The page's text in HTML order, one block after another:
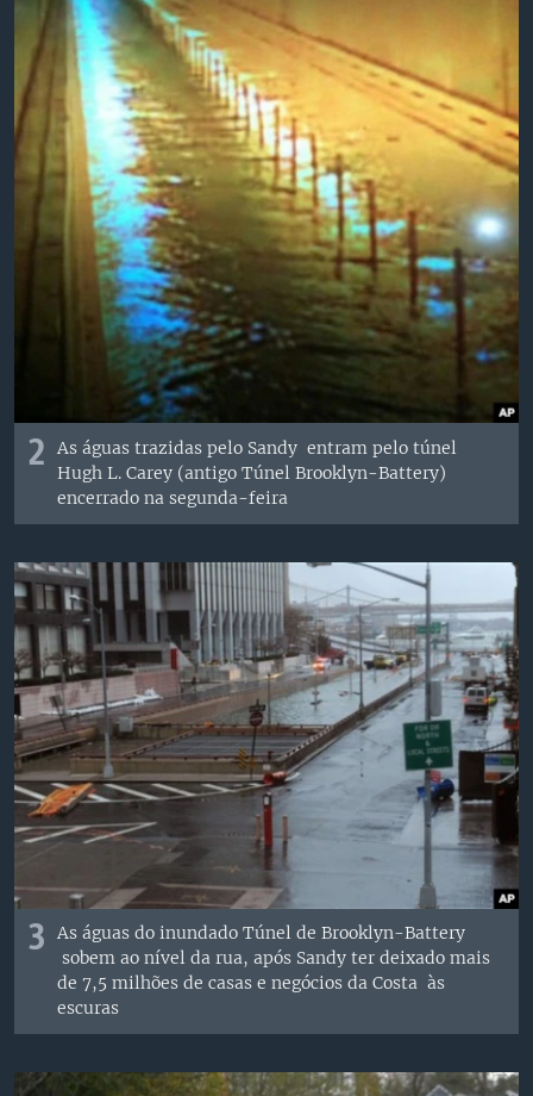
2
As águas trazidas pelo Sandy entram pelo túnel
Hugh L. Carey (antigo Túnel Brooklyn-Battery)
encerrado na segunda-feira
3
As águas do inundado Túnel de Brooklyn-Battery
sobem ao nível da rua, após Sandy ter deixado mais
de 7,5 milhões de casas e negócios da Costa às
escuras